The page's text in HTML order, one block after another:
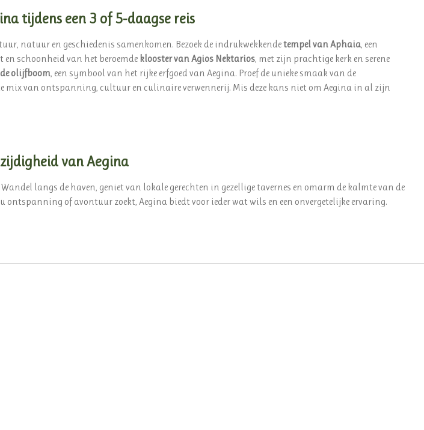
tijdens een 3 of 5-daagse reis
natuur en geschiedenis samenkomen. Bezoek de indrukwekkendetempel van Aphaia, een
schoonheid van het beroemde klooster van Agios Nektarios, met zijn prachtige kerk en serene
olijfboom, een symbool van het rijke erfgoed van Aegina. Proef de unieke smaak van de
mix van ontspanning, cultuur en culinaire verwennerij. Mis deze kans niet om Aegina in al zijn
van Aegina
langs de haven, geniet van lokale gerechten in gezellige tavernes en omarm de kalmte van de
of avontuur zoekt, Aegina biedt voor ieder wat wils en een onvergetelijke ervaring.